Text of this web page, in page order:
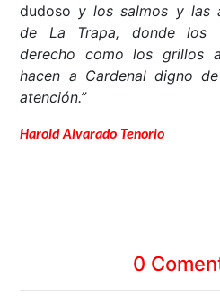
dudoso y los salmos y las
de La Trapa, donde los
derecho como los grillos
hacen a Cardenal digno
atención.”
Harold Alvarado Tenorio
0